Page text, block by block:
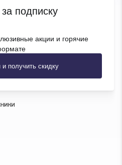
подписку
акции и горячие
получить скидку